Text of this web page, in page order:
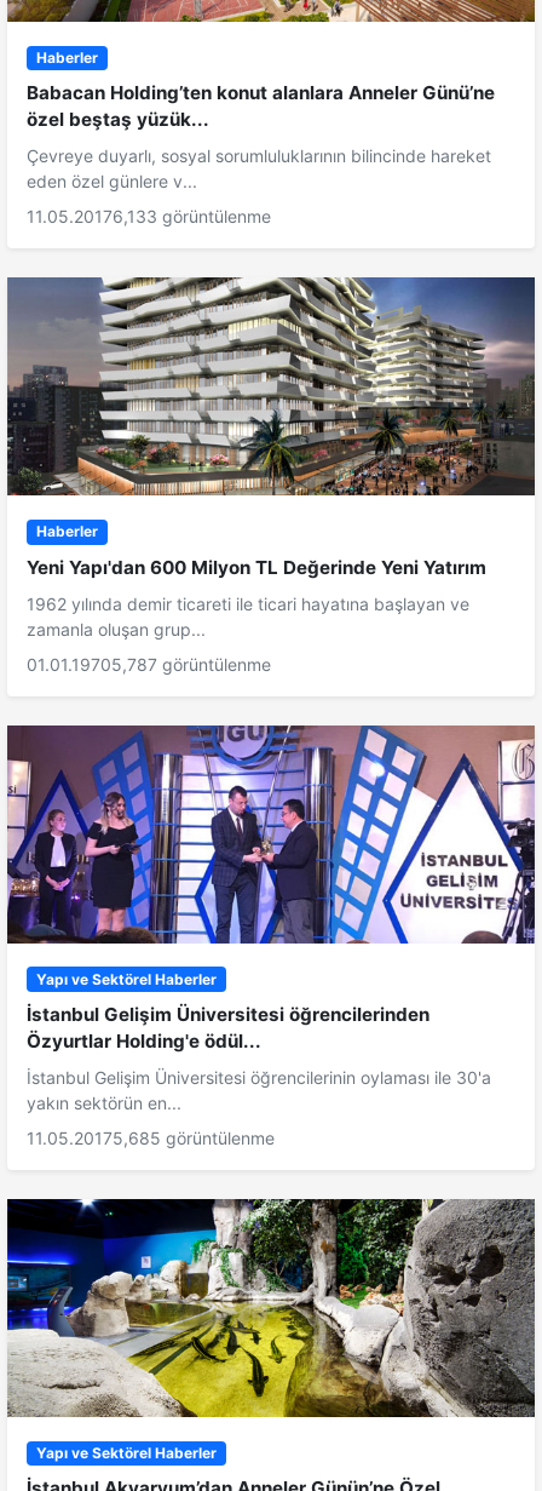
Haberler
Babacan Holding’ten konut alanlara Anneler Günü’ne
özel beştaş yüzük...
Çevreye duyarlı, sosyal sorumluluklarının bilincinde hareket
eden özel günlere v...
11.05.20176,133 görüntülenme
Haberler
Yeni Yapı'dan 600 Milyon TL Değerinde Yeni Yatırım
1962 yılında demir ticareti ile ticari hayatına başlayan ve
zamanla oluşan grup...
01.01.19705,787 görüntülenme
Yapı ve Sektörel Haberler
İstanbul Gelişim Üniversitesi öğrencilerinden
Özyurtlar Holding'e ödül...
İstanbul Gelişim Üniversitesi öğrencilerinin oylaması ile 30'a
yakın sektörün en...
11.05.20175,685 görüntülenme
Yapı ve Sektörel Haberler